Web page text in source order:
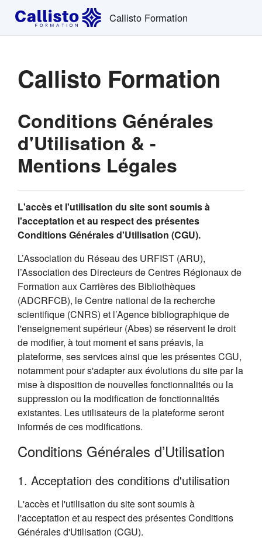
Passer au contenu principal
Callisto Formation
Callisto Formation
Conditions Générales
d'Utilisation & -
Mentions Légales
L'accès et l'utilisation du site sont soumis à
l'acceptation et au respect des présentes
Conditions Générales d'Utilisation (CGU).
L’Association du Réseau des URFIST (ARU),
l’Association des Directeurs de Centres Régionaux de
Formation aux Carrières des Bibliothèques
(ADCRFCB), le Centre national de la recherche
scientifique (CNRS) et l’Agence bibliographique de
l'enseignement supérieur (Abes) se réservent le droit
de modifier, à tout moment et sans préavis, la
plateforme, ses services ainsi que les présentes CGU,
notamment pour s'adapter aux évolutions du site par la
mise à disposition de nouvelles fonctionnalités ou la
suppression ou la modification de fonctionnalités
existantes. Les utilisateurs de la plateforme seront
informés de ces modifications.
Conditions Générales d’Utilisation
1. Acceptation des conditions d'utilisation
L'accès et l'utilisation du site sont soumis à
l'acceptation et au respect des présentes Conditions
Générales d'Utilisation (CGU).